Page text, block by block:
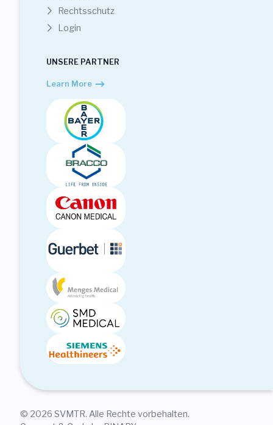
Rechtsschutz
Login
UNSERE PARTNER
Learn More
© 2026 SVMTR. Alle Rechte vorbehalten.